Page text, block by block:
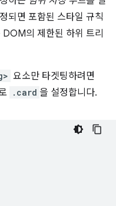
되면 포함된 스타일 규칙
의 제한된 하위 트리
요소만 타겟팅하려면
.card 을 설정합니다.